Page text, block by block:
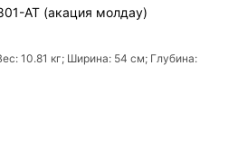
АТ (акация молдау)
10.81 кг; Ширина: 54 см; Глубина: